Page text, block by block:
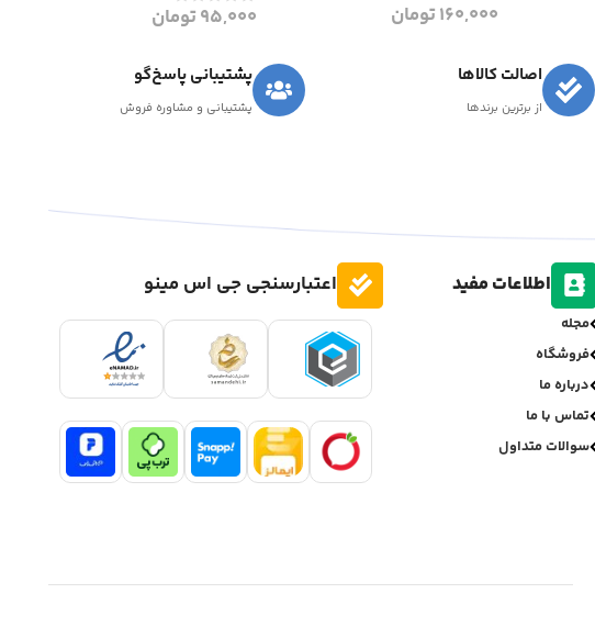
160,000تومان 95,000تومان
اصالت کالاها
از برترین برندها
پشتیبانی پاسخ‌گو
پشتیبانی و مشاوره فروش
اطلاعات مفید
مجله
فروشگاه
درباره ما
تماس با ما
سوالات متداول
اعتبارسنجی جی اس مینو